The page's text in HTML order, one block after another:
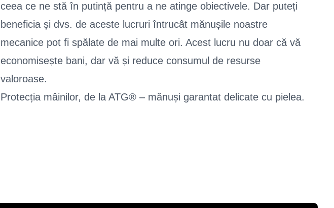
ceea ce ne stă în putință pentru a ne atinge obiectivele. Dar puteți
beneficia și dvs. de aceste lucruri întrucât mănușile noastre
mecanice pot fi spălate de mai multe ori. Acest lucru nu doar că vă
economisește bani, dar vă și reduce consumul de resurse
valoroase.
Protecția mâinilor, de la ATG® – mănuși garantat delicate cu pielea.